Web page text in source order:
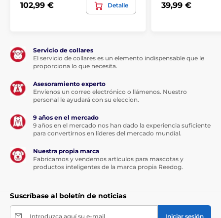
Materiales utilizados
Tejido Oxford– un tejido resistente e impermeable
Espuma de poliuretano triturada– relleno de
piezas de espuma elástica que aportan estabilidad
Tejido de polipropileno– material base negro de la
colchoneta y la parte inferior de la cama,
Tamaño L, dimensiones exteriores 75 x 60 cm, peso
102,99 € Detalle 39,99 €
Servicio de collares
El servicio de collares es un elemento indispensable que le
proporciona lo que necesita.
Asesoramiento experto
Envíenos un correo electrónico o llámenos. Nuestro
personal le ayudará con su eleccion.
9 años en el mercado
9 años en el mercado nos han dado la experiencia suficiente
para convertirnos en líderes del mercado mundial.
Nuestra propia marca
Fabricamos y vendemos artículos para mascotas y
productos inteligentes de la marca propia Reedog.
Suscríbase al boletín de noticias
Introduzca aquí su e-mail Iniciar sesión